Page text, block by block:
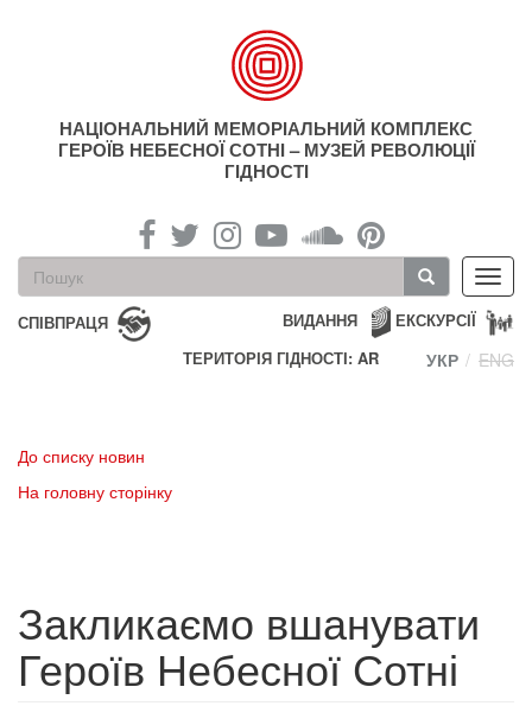
НАЦІОНАЛЬНИЙ МЕМОРІАЛЬНИЙ КОМПЛЕКС
ГЕРОЇВ НЕБЕСНОЇ СОТНІ – МУЗЕЙ РЕВОЛЮЦІЇ
ГІДНОСТІ
Пошукова
форма
Пошук
СПІВПРАЦЯ ЕКСКУРСІЇ
ВИДАННЯ
ТЕРИТОРІЯ ГІДНОСТІ: AR
УКР ENG
До списку новин
На головну сторінку
Закликаємо вшанувати
Героїв Небесної Сотні